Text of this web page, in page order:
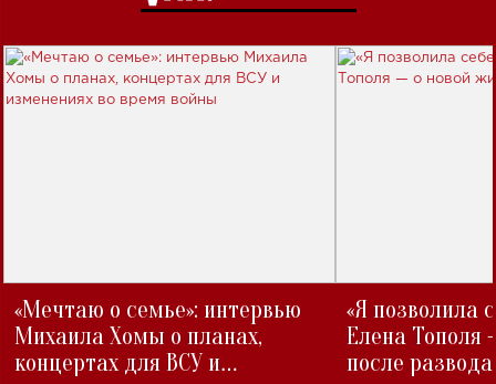
«Мечтаю о семье»: интервью
Михаила Хомы о планах,
концертах для ВСУ и
«Я позволила
Елена Тополя
после развода